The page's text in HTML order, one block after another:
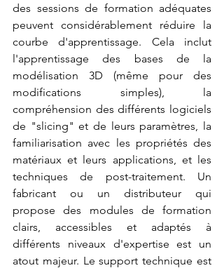
des sessions de formation adéquates
peuvent considérablement réduire la
courbe d'apprentissage. Cela inclut
l'apprentissage des bases de la
modélisation 3D (même pour des
modifications simples), la
compréhension des différents logiciels
de "slicing" et de leurs paramètres, la
familiarisation avec les propriétés des
matériaux et leurs applications, et les
techniques de post-traitement. Un
fabricant ou un distributeur qui
propose des modules de formation
clairs, accessibles et adaptés à
différents niveaux d'expertise est un
atout majeur. Le support technique est